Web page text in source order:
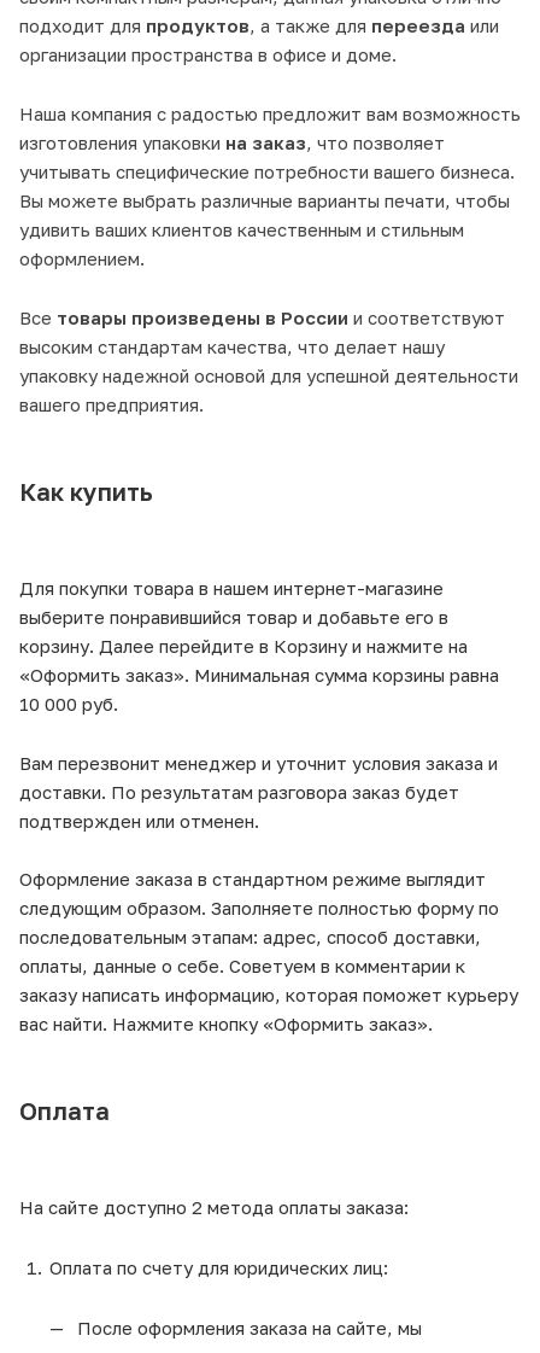
подходит для продуктов , а также для переезда или
организации пространства в офисе и доме.
Наша компания с радостью предложит вам возможность
изготовления упаковки на заказ , что позволяет
учитывать специфические потребности вашего бизнеса.
Вы можете выбрать различные варианты печати, чтобы
удивить ваших клиентов качественным и стильным
оформлением.
Все товары произведены в России и соответствуют
высоким стандартам качества, что делает нашу
упаковку надежной основой для успешной деятельности
вашего предприятия.
Как купить
Для покупки товара в нашем интернет-магазине
выберите понравившийся товар и добавьте его в
корзину. Далее перейдите в Корзину и нажмите на
«Оформить заказ». Минимальная сумма корзины равна
10 000 руб.
Вам перезвонит менеджер и уточнит условия заказа и
доставки. По результатам разговора заказ будет
подтвержден или отменен.
Оформление заказа в стандартном режиме выглядит
следующим образом. Заполняете полностью форму по
последовательным этапам: адрес, способ доставки,
оплаты, данные о себе. Советуем в комментарии к
заказу написать информацию, которая поможет курьеру
вас найти. Нажмите кнопку «Оформить заказ».
Оплата
На сайте доступно 2 метода оплаты заказа:
Оплата по счету для юридических лиц:
После оформления заказа на сайте, мы